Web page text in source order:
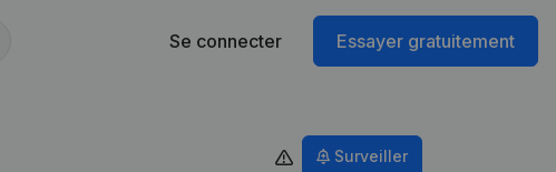
Se connecter Essayer gratuitement
Surveiller